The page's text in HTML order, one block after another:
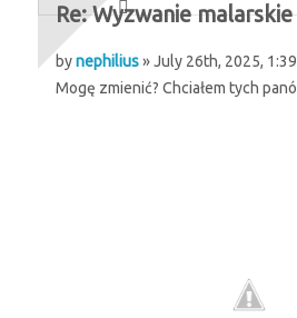
Re: Wyzwanie
bynephilius» July 26th, 2025,
Mogę zmienić? Chciałem tych